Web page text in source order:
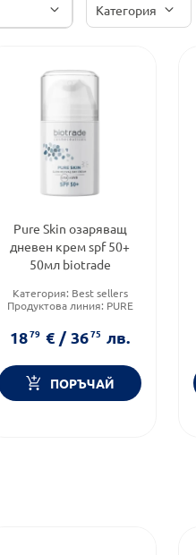
Категория
Pure Skin озаряващ
дневен крем spf 50+
50мл biotrade
Категория: Best sellers
Продуктова линия: PURE
Функционалност:
Подхранване и хидратация
1879 € / 3675 лв.
ПОРЪЧАЙ